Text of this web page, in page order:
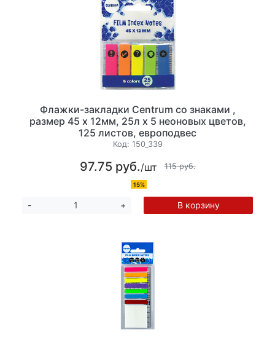
Флажки-закладки Centrum со знаками ,
размер 45 х 12мм, 25л х 5 неоновых цветов,
125 листов, европодвес
Код: 150_339
97.75 руб./шт 115 руб.
15%
- + В корзину